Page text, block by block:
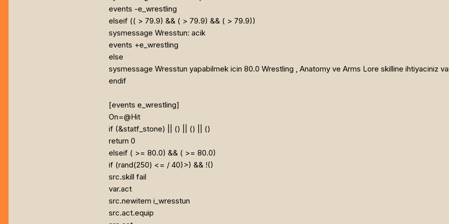
events -e_wrestling
elseif (( > 79.9) && ( > 79.9) && ( > 79.9))
sysmessage Wresstun: acik
events +e_wrestling
else
sysmessage Wresstun yapabilmek icin 80.0 Wrestling , Anatomy ve Arms Lore skilline ihtiyaciniz
endif
[events e_wrestling]
On=@Hit
if (&statf_stone) || () || () || ()
return 0
elseif ( >= 80.0) && ( >= 80.0)
if (rand(250) <= / 40)>) && !()
src.skill fail
var.act
src.newitem i_wresstun
src.act.equip